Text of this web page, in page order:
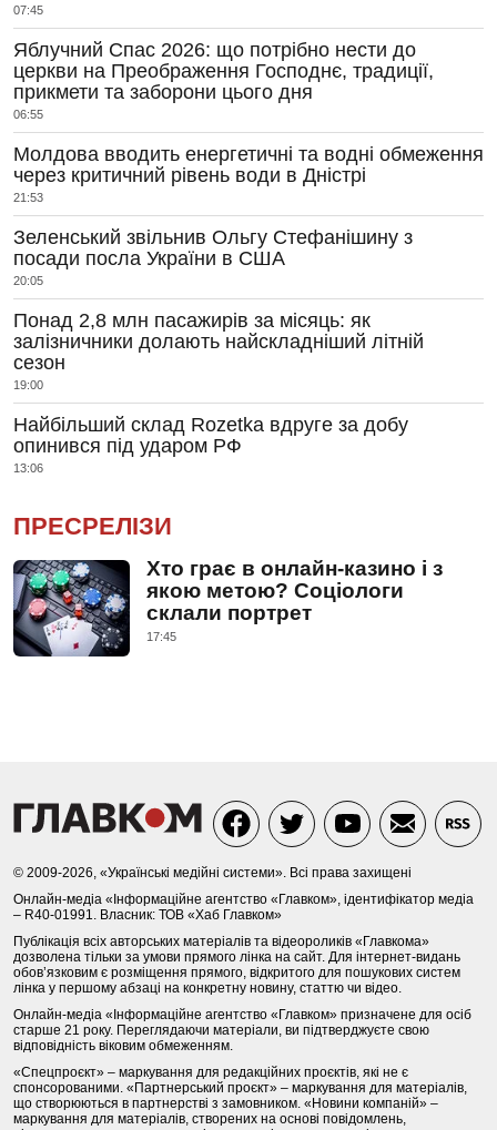
07:45
Яблучний Спас 2026: що потрібно нести до
церкви на Преображення Господнє, традиції,
прикмети та заборони цього дня
06:55
Молдова вводить енергетичні та водні обмеження
через критичний рівень води в Дністрі
21:53
Зеленський звільнив Ольгу Стефанішину з
посади посла України в США
20:05
Понад 2,8 млн пасажирів за місяць: як
залізничники долають найскладніший літній
сезон
19:00
Найбільший склад Rozetka вдруге за добу
опинився під ударом РФ
13:06
ПРЕСРЕЛІЗИ
Хто грає в онлайн-казино і з
якою метою? Соціологи
склали портрет
17:45
© 2009-2026, «Українські медійні системи». Всі права захищені
Онлайн-медіа «Інформаційне агентство «Главком», ідентифікатор медіа
– R40-01991. Власник: ТОВ «Хаб Главком»
Публікація всіх авторських матеріалів та відеороликів «Главкома»
дозволена тільки за умови прямого лінка на сайт. Для інтернет-видань
обов’язковим є розміщення прямого, відкритого для пошукових систем
лінка у першому абзаці на конкретну новину, статтю чи відео.
Онлайн-медіа «Інформаційне агентство «Главком» призначене для осіб
старше 21 року. Переглядаючи матеріали, ви підтверджуєте свою
відповідність віковим обмеженням.
«Спецпроєкт» – маркування для редакційних проєктів, які не є
спонсорованими. «Партнерський проєкт» – маркування для матеріалів,
що створюються в партнерстві з замовником. «Новини компаній» –
маркування для матеріалів, створених на основі повідомлень,